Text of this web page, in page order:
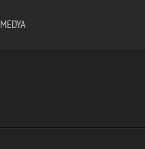
MEDYA